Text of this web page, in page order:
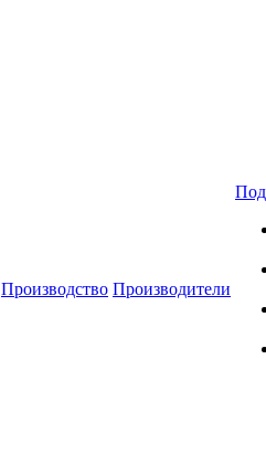
Производство Производители